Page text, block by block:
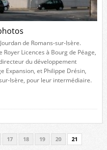
de Romans-sur-Isère.
Licences à Bourg de Péage,
du développement
Expansion, et Philippe Drésin,
Isère, pour leur intermédiaire.
17 18 19 20 21